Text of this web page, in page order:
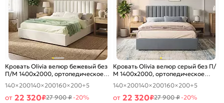
Кровать Olivia велюр бежевый без
П/М 1400x2000, ортопедическое
основание, изголовье мягкое
140×200140×200160×200+5
от 22 320₽27 900 ₽-20%
Кровать Olivia велюр серый без П/
М 1400x2000, ортопедическое
основание, изголовье мягкое
140×200140×200160×200+5
от 22 320₽27 900 ₽-20%